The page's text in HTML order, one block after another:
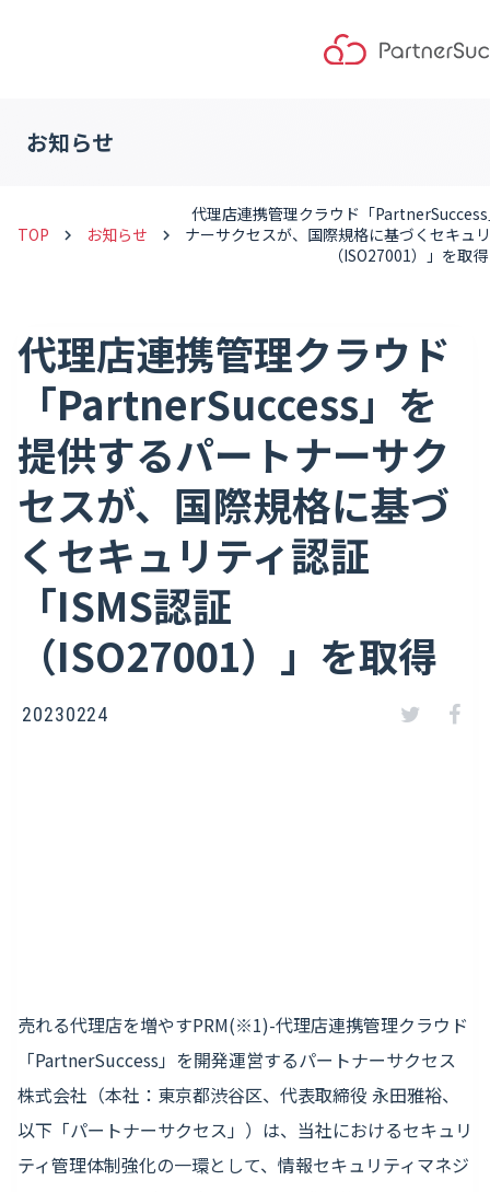
お知らせ
TOP keyboard_arrow_right お知らせ keyboard_arrow_right
代理店連携管理クラウド「
ナーサクセスが、国際規格に基づくセキュ
（ISO27001）」を取得
代理店連携管理クラウド
「PartnerSuccess」を
提供するパートナーサク
セスが、国際規格に基づ
くセキュリティ認証
「ISMS認証
（ISO27001）」を取得
20230224
売れる代理店を増やすPRM(※1)-代理店連携管理クラウド
「PartnerSuccess」を開発運営するパートナーサクセス
株式会社（本社：東京都渋谷区、代表取締役 永田雅裕、
以下「パートナーサクセス」）は、当社におけるセキュリ
ティ管理体制強化の一環として、情報セキュリティマネジ